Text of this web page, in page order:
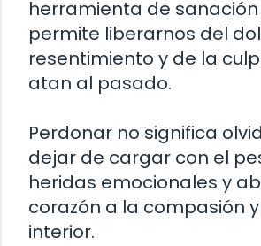
herramienta de
permite liberarnos del
resentimiento y de la
atan al pasado.
Perdonar no significa
dejar de cargar con el
heridas emocionales y
corazón a la compasión
interior.